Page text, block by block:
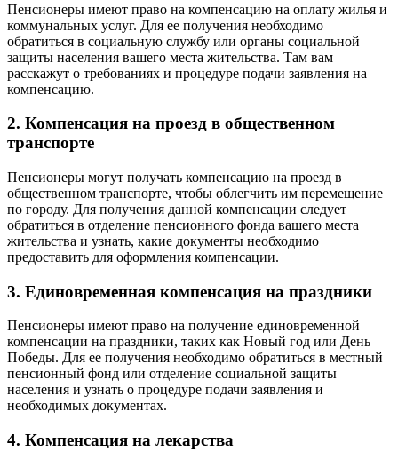
Пенсионеры имеют право на компенсацию на оплату жилья и
коммунальных услуг. Для ее получения необходимо
обратиться в социальную службу или органы социальной
защиты населения вашего места жительства. Там вам
расскажут о требованиях и процедуре подачи заявления на
компенсацию.
2. Компенсация на проезд в общественном
транспорте
Пенсионеры могут получать компенсацию на проезд в
общественном транспорте, чтобы облегчить им перемещение
по городу. Для получения данной компенсации следует
обратиться в отделение пенсионного фонда вашего места
жительства и узнать, какие документы необходимо
предоставить для оформления компенсации.
3. Единовременная компенсация на праздники
Пенсионеры имеют право на получение единовременной
компенсации на праздники, таких как Новый год или День
Победы. Для ее получения необходимо обратиться в местный
пенсионный фонд или отделение социальной защиты
населения и узнать о процедуре подачи заявления и
необходимых документах.
4. Компенсация на лекарства